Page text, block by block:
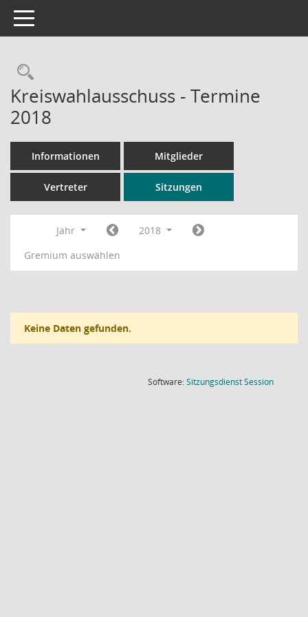
Toggle navigation
Rechercheauswahl
Kreiswahlausschuss - Termine
2018
Informationen Mitglieder
Vertreter Sitzungen
Jahr
2018
Gremium auswählen
Keine Daten gefunden.
Software:SitzungsdienstSession(Wird in